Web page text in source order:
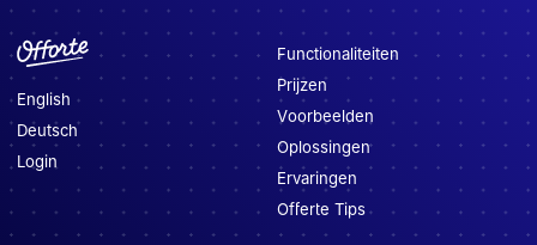
English
Deutsch
Login
Functionaliteiten
Prijzen
Voorbeelden
Oplossingen
Ervaringen
Offerte Tips